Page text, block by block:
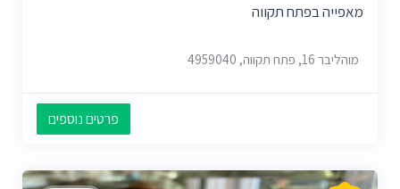
מאפייה בפתח תקווה
מוהליבר 16, פתח תקווה, 4959040
פרטים נוספים